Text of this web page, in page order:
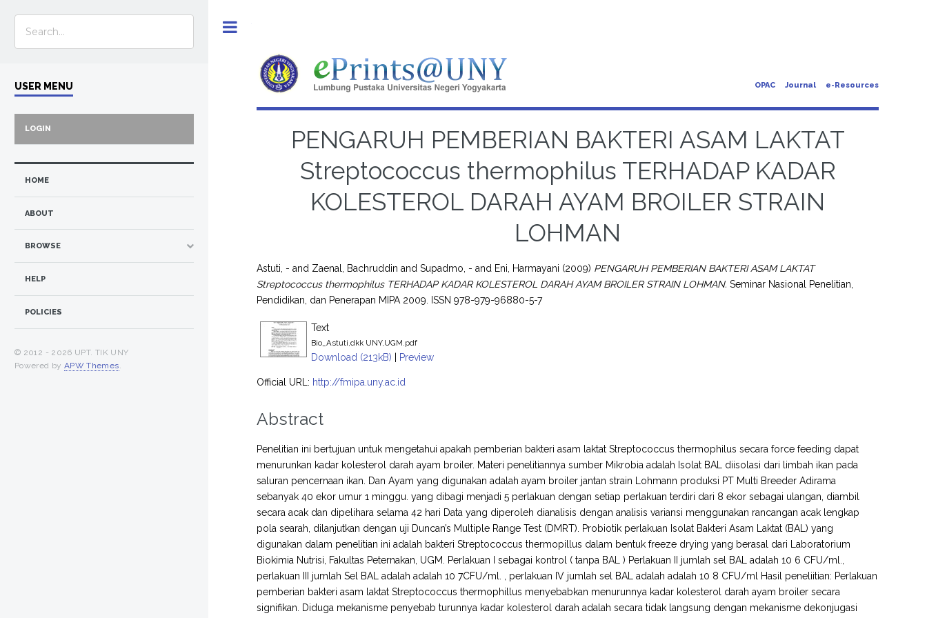
OPAC Journal e-Resources
PENGARUH PEMBERIAN BAKTERI ASAM LAKTAT
Streptococcus thermophilus TERHADAP KADAR
KOLESTEROL DARAH AYAM BROILER STRAIN
LOHMAN
Astuti, - and Zaenal, Bachruddin andSupadmo, - and Eni, Harmayani (2009) PENGARUH PEMBERIAN BAKTERI ASAM LAKTAT
Streptococcus thermophilus TERHADAP KADAR KOLESTEROL DARAH AYAM BROILER STRAIN LOHMAN. Seminar Nasional Penelitian,
Pendidikan, dan Penerapan MIPA 2009. ISSN 978-979-96880-5-7
Text
Bio_Astuti,dkk UNY,UGM.pdf
Download (213kB) | Preview
Official URL: http://fmipa.uny.ac.id
Abstract
Penelitian ini bertujuan untuk mengetahui apakah pemberian bakteri asam laktat Streptococcus thermophilus secara force feeding dapat
menurunkan kadar kolesterol darah ayam broiler. Materi penelitiannya sumber Mikrobia adalah Isolat BAL diisolasi dari limbah ikan pada
saluran pencernaan ikan. Dan Ayam yang digunakan adalah ayam broiler jantan strain Lohmann produksi PT Multi Breeder Adirama
sebanyak 40 ekor umur 1 minggu. yang dibagi menjadi 5 perlakuan dengan setiap perlakuan terdiri dari 8 ekor sebagai ulangan, diambil
secara acak dan dipelihara selama 42 hari Data yang diperoleh dianalisis dengan analisis variansi menggunakan rancangan acak lengkap
pola searah, dilanjutkan dengan uji Duncan’s Multiple Range Test (DMRT). Probiotik perlakuan Isolat Bakteri Asam Laktat (BAL) yang
digunakan dalam penelitian ini adalah bakteri Streptococcus thermopillus dalam bentuk freeze drying yang berasal dari Laboratorium
Biokimia Nutrisi, Fakultas Peternakan, UGM. Perlakuan I sebagai kontrol ( tanpa BAL ) Perlakuan II jumlah sel BAL adalah 10 6 CFU/ml.,
perlakuan III jumlah Sel BAL adalah adalah 10 7CFU/ml. , perlakuan IV jumlah sel BAL adalah adalah 10 8 CFU/ml Hasil peneliitian: Perlakuan
pemberian bakteri asam laktat Streptococcus thermophillus menyebabkan menurunnya kadar kolesterol darah ayam broiler secara
signifikan. Diduga mekanisme penyebab turunnya kadar kolesterol darah adalah secara tidak langsung dengan mekanisme dekonjugasi
USER MENU
LOGIN
HOME
ABOUT
BROWSE
HELP
POLICIES
© 2012 - 2026 UPT. TIK UNY
Powered by APW Themes